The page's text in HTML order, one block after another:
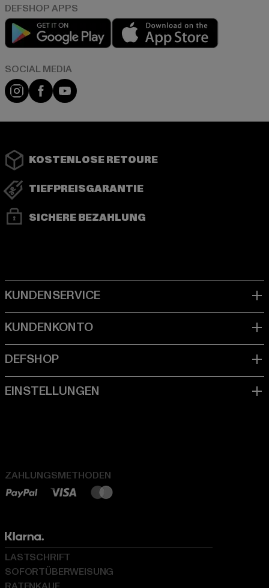
Play market
Instagram
FacebookYouTube
KOSTENLOSE RETOURE
TIEFPREISGARANTIE
SICHERE BEZAHLUNG
ZAHLUNGSMETHODEN
LASTSCHRIFT
SOFORTÜBERWEISUNG